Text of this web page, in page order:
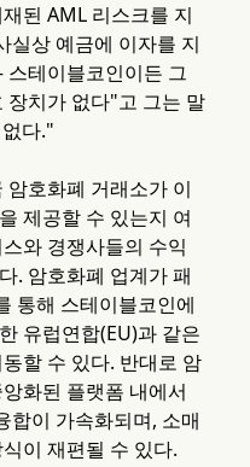
된 AML 리스크를 지
실상 예금에 이자를 지
테이블코인이든 그
치가 없다"고 그는 말
다."
호화폐 거래소가 이
제공할 수 있는지 여
와 경쟁사들의 수익
. 암호화폐 업계가 패
통해 스테이블코인에
유럽연합(EU)과 같은
할 수 있다. 반대로 암
화된 플랫폼 내에서
합이 가속화되며, 소매
이 재편될 수 있다.